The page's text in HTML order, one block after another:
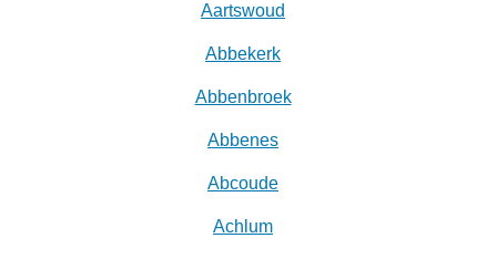
Aartswoud
Abbekerk
Abbenbroek
Abbenes
Abcoude
Achlum